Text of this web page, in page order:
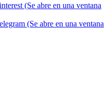
(Se abre en una ventana
(Se abre en una ventana